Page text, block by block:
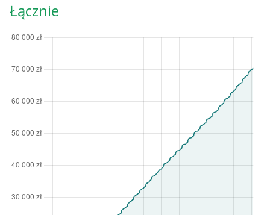
Łącznie